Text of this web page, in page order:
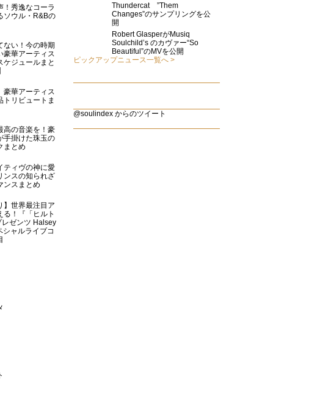
！秀逸なコーラ
ソウル・R&Bの
ない！今の時期
豪華アーティス
ケジュールまと
豪華アーティス
トリビュートま
高の音楽を！豪
手掛けた珠玉の
まとめ
ティヴの神に愛
ンスの知られざ
ンスまとめ
】世界最注目ア
る！『「ヒルト
ゼンツ Halsey
シャルライブコ
Thundercat ”Them
Changes”のサンプリングを公
開
Robert GlasperがMusiq
Soulchild’s のカヴァー“So
Beautiful”のMVを公開
ピックアップニュース一覧へ
@soulindex からのツイート